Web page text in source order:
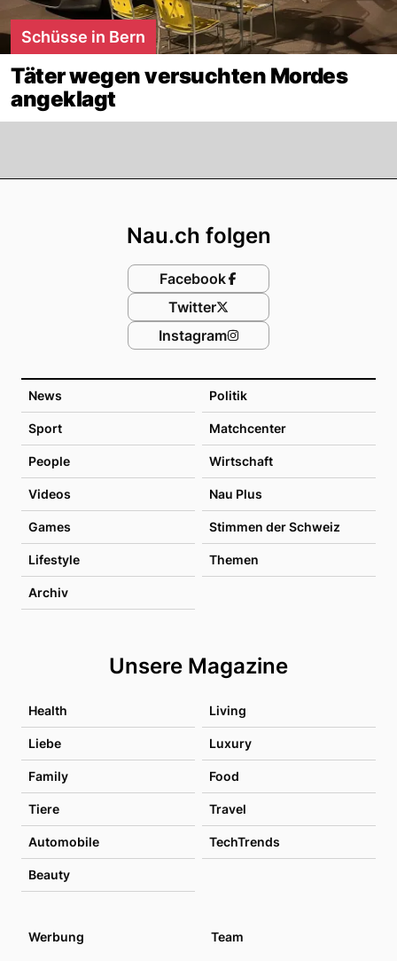
Schüsse in Bern
Täter wegen versuchten Mordes
angeklagt
News Politik
Sport Matchcenter
People Wirtschaft
Videos Nau Plus
Games Stimmen der Schweiz
Lifestyle Themen
Archiv
Unsere Magazine
Health Living
Liebe Luxury
Family Food
Tiere Travel
Automobile TechTrends
Beauty
Nau.ch folgen
Facebook
Twitter
Instagram
Werbung
Team